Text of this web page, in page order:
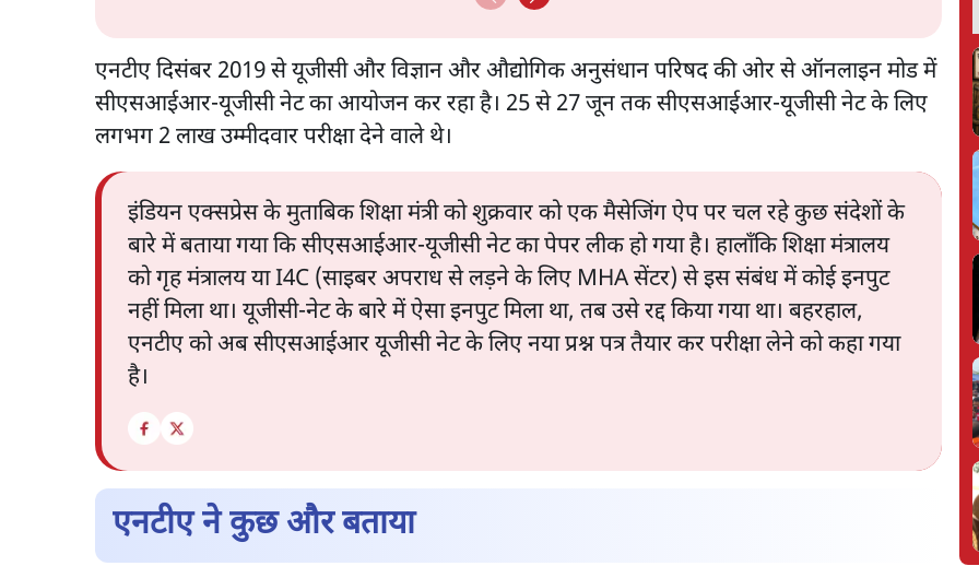
एनटीए दिसंबर 2019 से यूजीसी और विज्ञान और औद्योगिक अनुसंधान परिषद की ओर से ऑनलाइन मोड में
सीएसआईआर-यूजीसी नेट का आयोजन कर रहा है। 25 से 27 जून तक सीएसआईआर-यूजीसी नेट के लिए
लगभग 2 लाख उम्मीदवार परीक्षा देने वाले थे।
इंडियन एक्सप्रेस के मुताबिक शिक्षा मंत्री को शुक्रवार को एक मैसेजिंग ऐप पर चल रहे कुछ संदेशों के
बारे में बताया गया कि सीएसआईआर-यूजीसी नेट का पेपर लीक हो गया है। हालाँकि शिक्षा मंत्रालय
को गृह मंत्रालय या I4C (साइबर अपराध से लड़ने के लिए MHA सेंटर) से इस संबंध में कोई इनपुट
नहीं मिला था। यूजीसी-नेट के बारे में ऐसा इनपुट मिला था, तब उसे रद्द किया गया था। बहरहाल,
एनटीए को अब सीएसआईआर यूजीसी नेट के लिए नया प्रश्न पत्र तैयार कर परीक्षा लेने को कहा गया
है।
एनटीए ने कुछ और बताया